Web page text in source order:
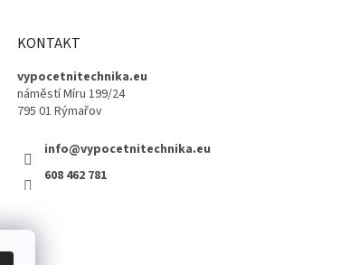
KONTAKT
vypocetnitechnika.eu
náměstí Míru 199/24
795 01 Rýmařov
info@vypocetnitechnika.eu
608 462 781